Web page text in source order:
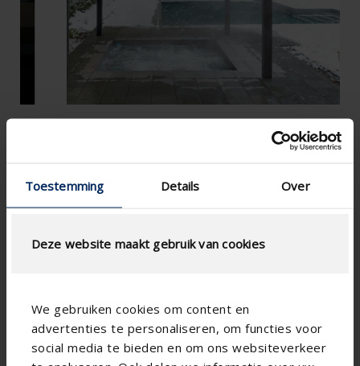
Toestemming Details Over
Deze website maakt gebruik van cookies
We gebruiken cookies om content en
advertenties te personaliseren, om functies voor
social media te bieden en om ons websiteverkeer